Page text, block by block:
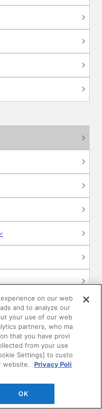
on our web
and to analyze our
your use of our web
partners, who ma
that you have provi
from your use
Settings] to custo
website.
Privacy Poli
OK